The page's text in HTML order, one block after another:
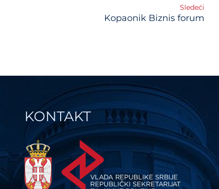
Sledeći
Kopaonik Biznis forum
KONTAKT